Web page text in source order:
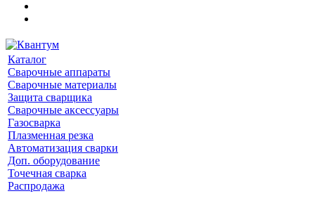
Каталог
Сварочные аппараты
Сварочные материалы
Защита сварщика
Сварочные аксессуары
Газосварка
Плазменная резка
Автоматизация сварки
Доп. оборудование
Точечная сварка
Распродажа